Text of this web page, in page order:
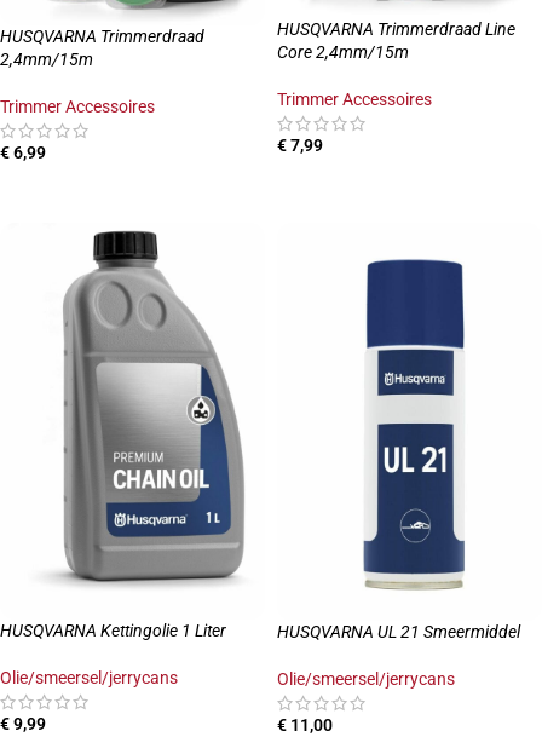
HUSQVARNA Trimmerdraad
2,4mm/15m
Trimmer Accessoires
€6,99
HUSQVARNA Trimmerdraad Line
Core 2,4mm/15m
Trimmer Accessoires
€7,99
HUSQVARNA Kettingolie 1 Liter
Olie/smeersel/jerrycans
€9,99
HUSQVARNA UL 21 Smeermiddel
Olie/smeersel/jerrycans
€ 11,00